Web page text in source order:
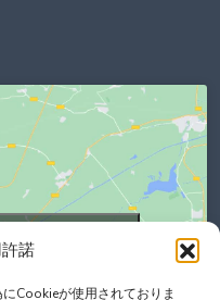
諾
Cookieが使用されておりま
cookies and